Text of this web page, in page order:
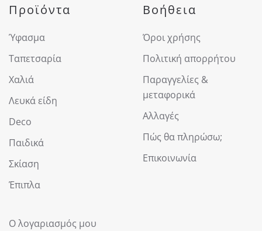
Προϊόντα
Ύφασμα
Ταπετσαρία
Χαλιά
Λευκά είδη
Deco
Παιδικά
Σκίαση
Έπιπλα
Βοήθεια
Όροι χρήσης
Πολιτική απορρήτου
Παραγγελίες &
μεταφορικά
Αλλαγές
Πώς θα πληρώσω;
Επικοινωνία
Ο λογαριασμός μου